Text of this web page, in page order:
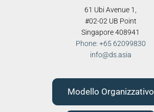
61 Ubi Avenue 1,
#02-02 UB Point
Singapore 408941
Phone: +65 62099830
info@ds.asia
Modello Organizzativo